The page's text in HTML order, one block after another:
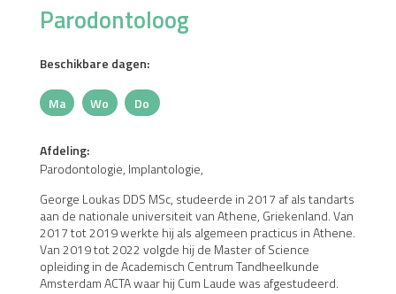
Parodontoloog
Beschikbare dagen:
Maandag
Ma Woensdag
Wo Donderdag
Do
Afdeling:
Parodontologie, Implantologie,
George Loukas DDS MSc, studeerde in 2017 af als tandarts
aan de nationale universiteit van Athene, Griekenland. Van
2017 tot 2019 werkte hij als algemeen practicus in Athene.
Van 2019 tot 2022 volgde hij de Master of Science
opleiding in de Academisch Centrum Tandheelkunde
Amsterdam ACTA waar hij Cum Laude was afgestudeerd.